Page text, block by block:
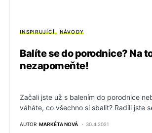
INSPIRUJÍCÍ NÁVODY
Balíte se do porodnice? Na
nezapomeňte!
Začali jste už s balením do porodnice
váháte, co všechno si sbalit? Radili jste
AUTOR MARKÉTA NOVÁ 30.4.2021